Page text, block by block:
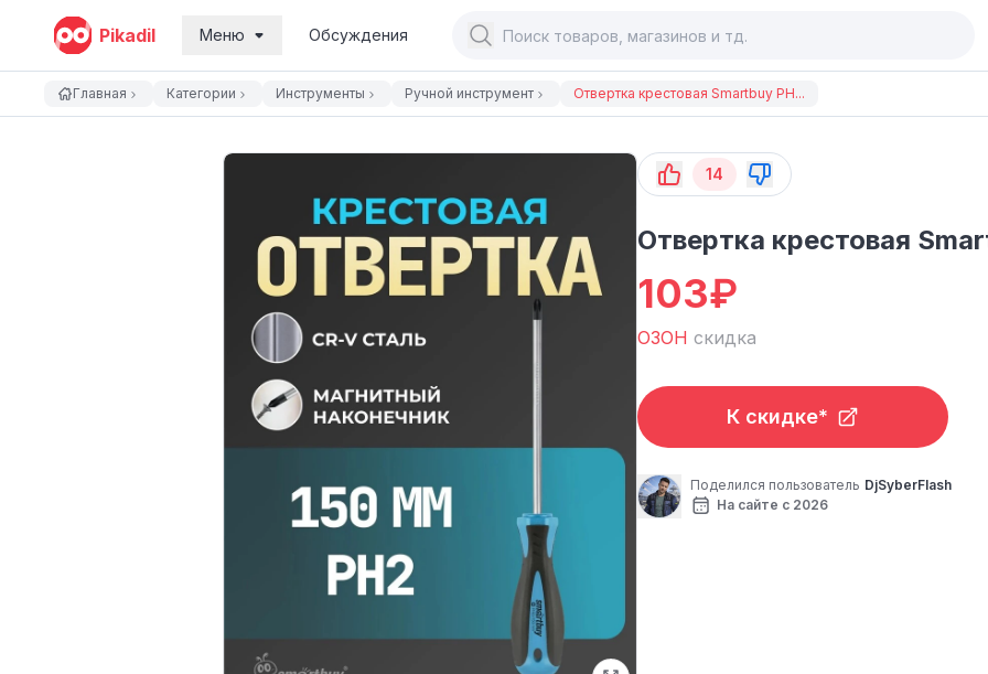
Pikadil Меню Обсуждения
Главная Категории Инструменты Ручной инструмент Отвертка крестовая Smartbuy PH...
14
Отвертка крестовая
103₽
ОЗОН скидка
К скидке*
Поделился пользователь DjSyberFlash
На сайте с 2026